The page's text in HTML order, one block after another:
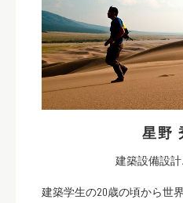
星野
建築設備設
建築学生の20歳の頃から世